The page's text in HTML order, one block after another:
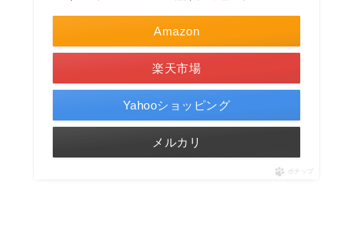
Amazon
楽天市場
Yahooショッピング
メルカリ
ポチップ